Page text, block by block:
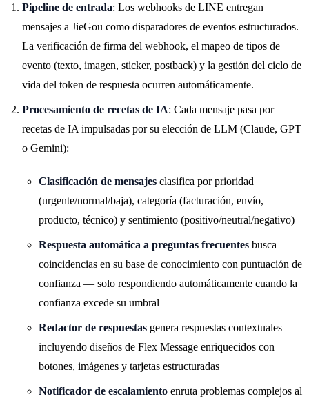
Pipeline de entrada: Los webhooks de LINE entregan
mensajes a JieGou como disparadores de eventos estructurados.
La verificación de firma del webhook, el mapeo de tipos de
evento (texto, imagen, sticker, postback) y la gestión del ciclo de
vida del token de respuesta ocurren automáticamente.
Procesamiento de recetas de IA: Cada mensaje pasa por
recetas de IA impulsadas por su elección de LLM (Claude, GPT
o Gemini):
Clasificación de mensajes clasifica por prioridad
(urgente/normal/baja), categoría (facturación, envío,
producto, técnico) y sentimiento (positivo/neutral/negativo)
Respuesta automática a preguntas frecuentes busca
coincidencias en su base de conocimiento con puntuación de
confianza — solo respondiendo automáticamente cuando la
confianza excede su umbral
Redactor de respuestas genera respuestas contextuales
incluyendo diseños de Flex Message enriquecidos con
botones, imágenes y tarjetas estructuradas
Notificador de escalamiento enruta problemas complejos al